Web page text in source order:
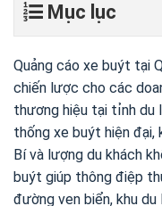
Mục lục
Quảng cáo xe buýt tại
chiến lược cho các
thương hiệu tại tỉnh du
thống xe buýt hiện đại,
Bí và lượng du khách
buýt giúp thông điệp
đường ven biển, khu